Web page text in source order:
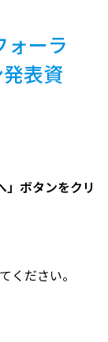
ォーラ
表資
」ボタンをクリ
ください。